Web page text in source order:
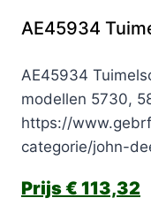
AE45934
AE45934
modellen 5730,
https://
categorie/john-
€ 113,32